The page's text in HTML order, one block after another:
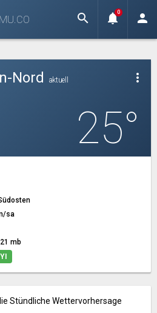
CO search notifications
0 person
more_vert
Nord
aktuell
25°
sa
mb
Stündliche Wettervorhersage